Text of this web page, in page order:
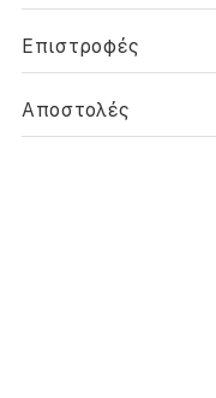
Επιστροφές
Αποστολές